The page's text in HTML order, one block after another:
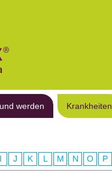
werden Krankheiten
I J K L M N O P